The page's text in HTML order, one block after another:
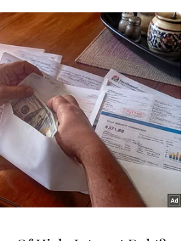
phiên thứ 2 liên tiếp giữ được
3 điểm trong phiên giao
đó chính thức vượt qua